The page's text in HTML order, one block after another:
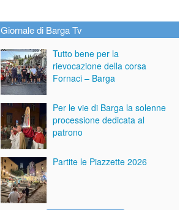
Giornale di Barga Tv
Tutto bene per la
rievocazione della corsa
Fornaci – Barga
Per le vie di Barga la solenne
processione dedicata al
patrono
Partite le Piazzette 2026